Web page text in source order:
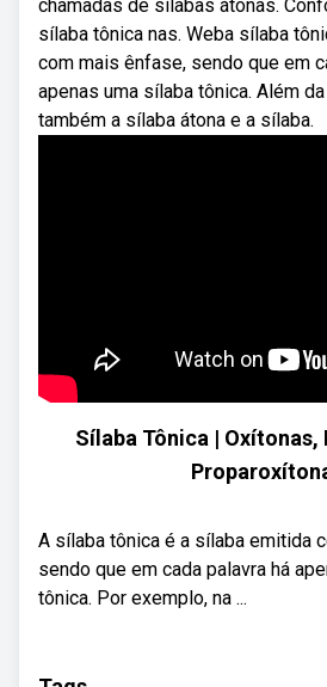
chamadas de sílabas átonas.
sílaba tônica nas. Weba sílaba
com mais ênfase, sendo que em
apenas uma sílaba tônica. Além
também a sílaba átona e a sílaba.
Sílaba Tônica | Oxítonas,
A sílaba tônica é a sílaba emitida
sendo que em cada palavra há
tônica. Por exemplo, na ...